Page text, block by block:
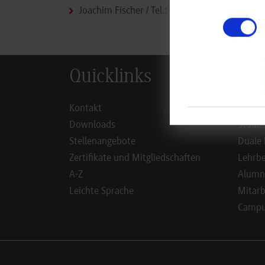
Joachim Fischer / Tel.:
Quicklinks
Kontakt
Downloads
Stellenangebote
Zertifikate und Mitgliedschaften
A-Z
Leichte Sprache
Duale